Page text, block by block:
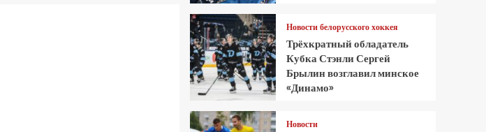
Новости белорусского хоккея
Трёхкратный обладатель
Кубка Стэнли Сергей
Брылин возглавил минское
«Динамо»
Новости